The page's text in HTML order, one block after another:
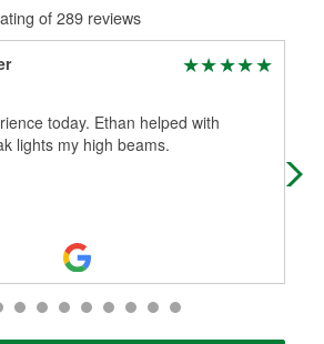
of 289 reviews
today. Ethan helped with
lights my high beams.